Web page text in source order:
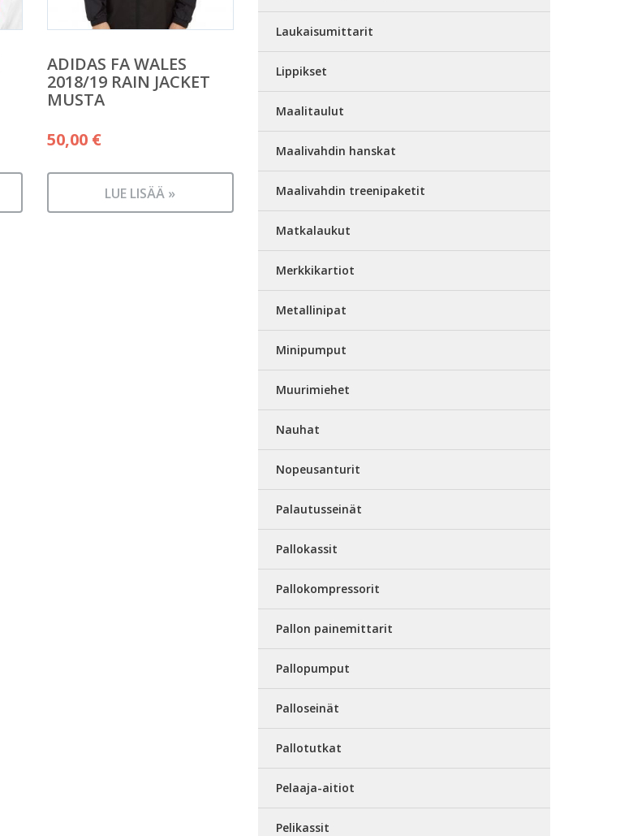
ADIDAS FA WALES
2018/19 RAIN JACKET
MUSTA
50,00 €
LUE LISÄÄ »
Laukaisumittarit
Lippikset
Maalitaulut
Maalivahdin hanskat
Maalivahdin treenipaketit
Matkalaukut
Merkkikartiot
Metallinipat
Minipumput
Muurimiehet
Nauhat
Nopeusanturit
Palautusseinät
Pallokassit
Pallokompressorit
Pallon painemittarit
Pallopumput
Palloseinät
Pallotutkat
Pelaaja-aitiot
Pelikassit